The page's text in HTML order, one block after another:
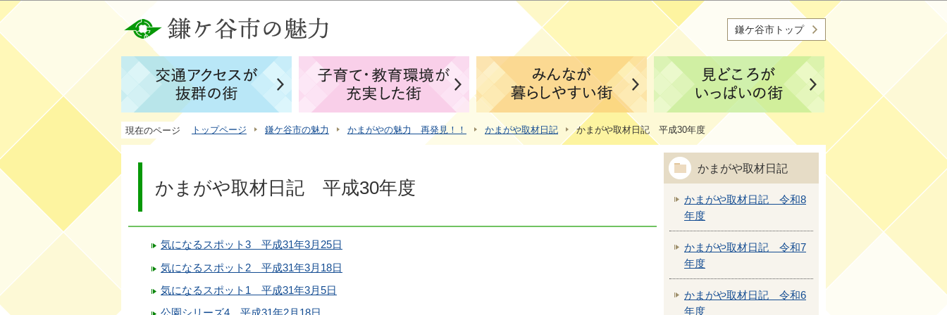
このページの本文へ移動
鎌ケ谷市トップ
現在のページ トップページ 鎌ケ谷市の魅力 かまがやの魅力 再発見！！ かまがや取材日記 かまがや取材日記 平成30年度
かまがや取材日記 平成30年度
気になるスポット3 平成31年3月25日
気になるスポット2 平成31年3月18日
気になるスポット1 平成31年3月5日
公園シリーズ4 平成31年2月18日
かまがや取材日記
かまがや取材日記 令和8
年度
かまがや取材日記 令和7
年度
かまがや取材日記 令和6
年度